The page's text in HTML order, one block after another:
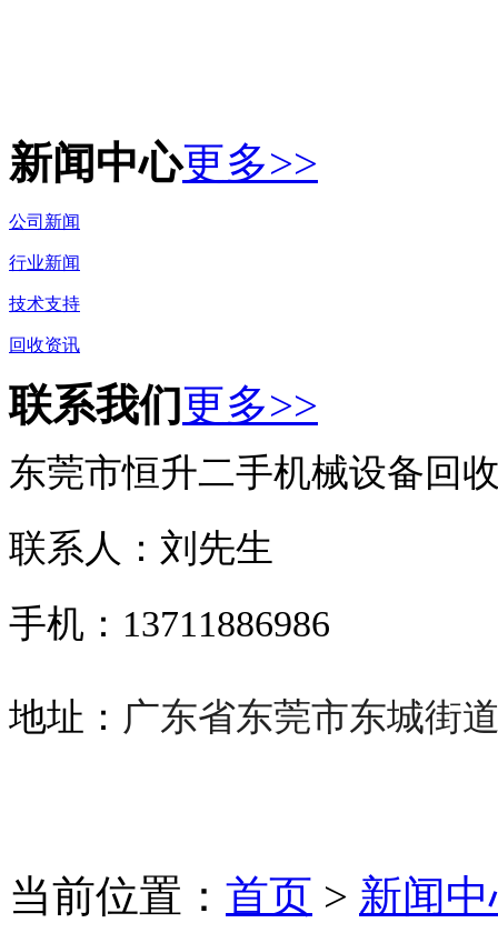
新闻中心更多>>
公司新闻
行业新闻
技术支持
回收资讯
联系我们更多>>
东莞市恒升二手机械设备回
联系人：刘先生
手机：13711886986
地址： 广东省东莞市东城街
当前位置： 首页 > 新闻